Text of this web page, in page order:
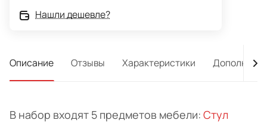
Нашли дешевле?
Описание Отзывы Характеристики
В набор входят 5 предметов мебели: Стул